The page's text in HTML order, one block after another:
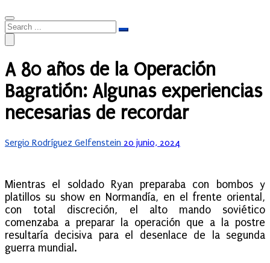
A 80 años de la Operación
Bagratión: Algunas experiencias
necesarias de recordar
Sergio Rodríguez Gelfenstein Posted
20 junio, 2024
Mientras el soldado Ryan preparaba con bombos y
platillos su show en Normandía, en el frente oriental,
con total discreción, el alto mando soviético
comenzaba a preparar la operación que a la postre
resultaría decisiva para el desenlace de la segunda
guerra mundial.